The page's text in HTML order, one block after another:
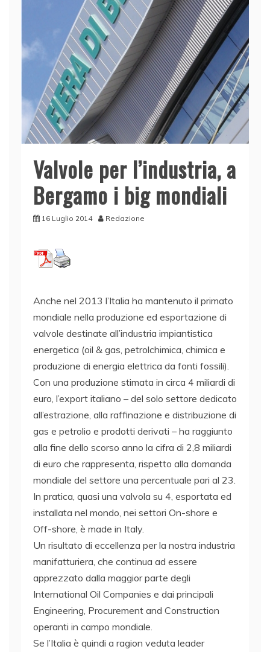
Valvole per l’industria, a
Bergamo i big mondiali
16 Luglio 2014 Redazione
Anche nel 2013 l’Italia ha mantenuto il primato
mondiale nella produzione ed esportazione di
valvole destinate all’industria impiantistica
energetica (oil & gas, petrolchimica, chimica e
produzione di energia elettrica da fonti fossili).
Con una produzione stimata in circa 4 miliardi di
euro, l’export italiano – del solo settore dedicato
all’estrazione, alla raffinazione e distribuzione di
gas e petrolio e prodotti derivati – ha raggiunto
alla fine dello scorso anno la cifra di 2,8 miliardi
di euro che rappresenta, rispetto alla domanda
mondiale del settore una percentuale pari al 23.
In pratica, quasi una valvola su 4, esportata ed
installata nel mondo, nei settori On-shore e
Off-shore, è made in Italy.
Un risultato di eccellenza per la nostra industria
manifatturiera, che continua ad essere
apprezzato dalla maggior parte degli
International Oil Companies e dai principali
Engineering, Procurement and Construction
operanti in campo mondiale.
Se l’Italia è quindi a ragion veduta leader